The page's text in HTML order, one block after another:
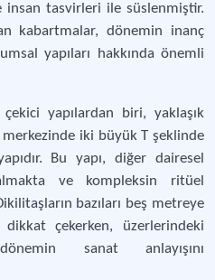
tasvirleri ile süslenmiştir.
kabartmalar, dönemin inanç
yapıları hakkında önemli
yapılardan biri, yaklaşık
iki büyük T şeklinde
Bu yapı, diğer dairesel
ve kompleksin ritüel
bazıları beş metreye
çekerken, üzerlerindeki
sanat anlayışını